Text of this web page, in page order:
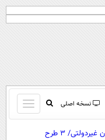
نسخه اصلی
باز
و
صدور کارت صلاحیت معلمی برای معلمان غیردولتی/ ۳ طرح